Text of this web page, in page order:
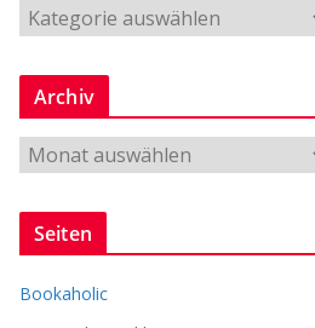
G
n
e
Archiv
c
v
Seiten
Bookaholic